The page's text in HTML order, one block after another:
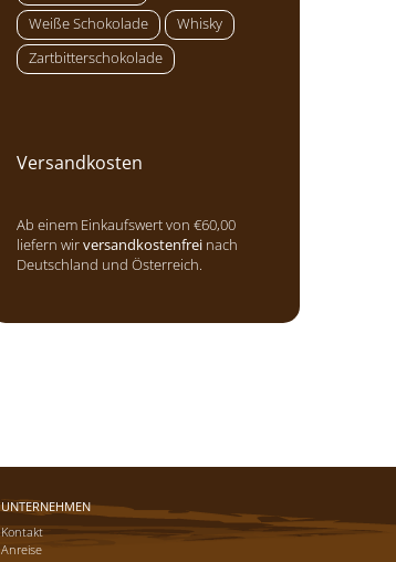
Weiße Schokolade
Whisky
Zartbitterschokolade
Versandkosten
Ab einem Einkaufswert von €60,00
liefern wirversandkostenfrei nach
Deutschland und Österreich.
UNTERNEHMEN
Kontakt
Anreise